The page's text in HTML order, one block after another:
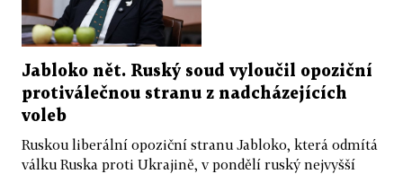
Jabloko nět. Ruský soud vyloučil opoziční
protiválečnou stranu z nadcházejících
voleb
Ruskou liberální opoziční stranu Jabloko, která odmítá
válku Ruska proti Ukrajině, v pondělí ruský nejvyšší